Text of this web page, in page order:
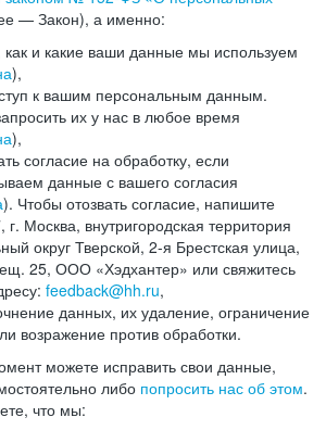
— Закон), а именно:
как и какие ваши данные мы используем
),
к вашим персональным данным.
их у нас в любое время
),
согласие на обработку, если
данные с вашего согласия
). Чтобы отозвать согласие, напишите
Москва, внутригородская территория
округ Тверской, 2-я Брестская улица,
25, ООО «Хэдхантер» или свяжитесь
feedback@hh.ru,
данных, их удаление, ограничение
возражение против обработки.
можете исправить свои данные,
либо попросить нас об этом.
что мы: